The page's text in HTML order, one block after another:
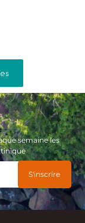
semaine les